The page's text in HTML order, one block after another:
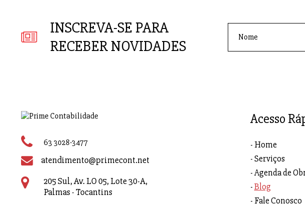
INSCREVA-SE PARA
RECEBER NOVIDADES
63 3028-3477
atendimento@primecont.net
205 Sul, Av. LO 05, Lote 30-A,
Palmas - Tocantins
Acesso
Home
Serviços
Agenda de
Blog
Fale Conosco